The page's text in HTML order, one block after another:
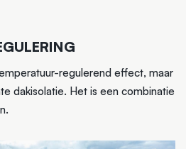
regulerend effect, maar
dakisolatie. Het is een combinatie